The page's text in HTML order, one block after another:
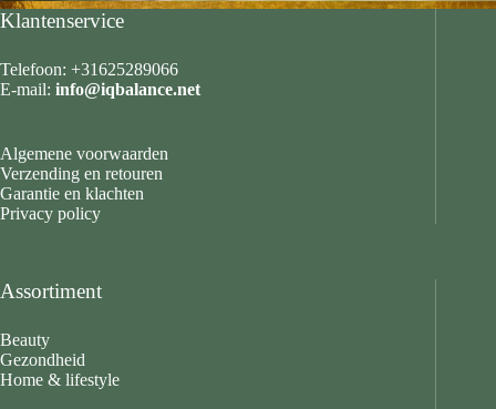
Klantenservice
Telefoon: +31625289066
E-mail: info@iqbalance.net
Algemene voorwaarden
Verzending en retouren
Garantie en klachten
Privacy policy
Assortiment
Beauty
Gezondheid
Home & lifestyle